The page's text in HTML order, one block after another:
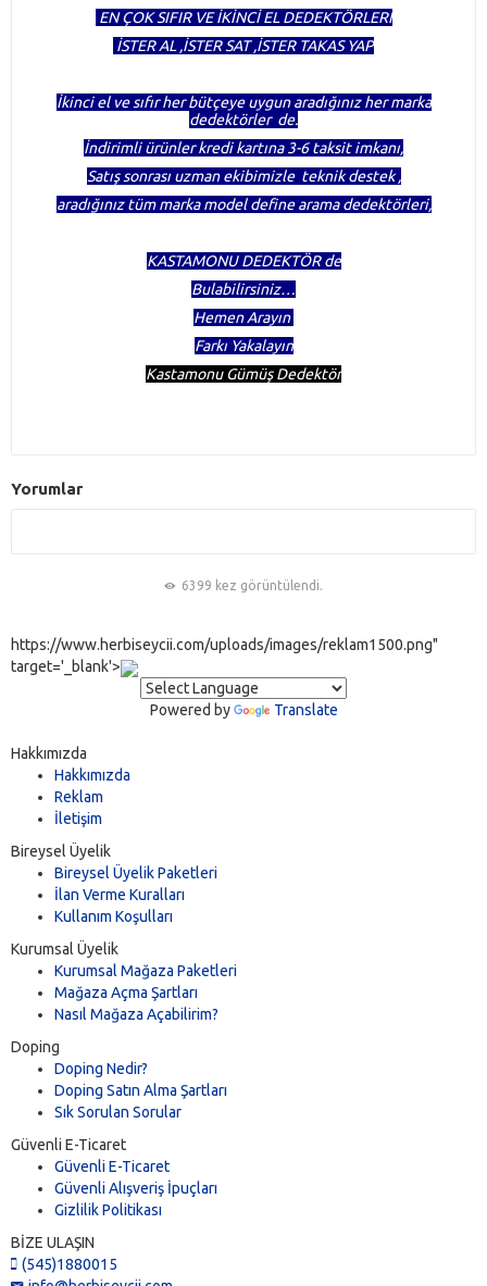
EN ÇOK SIFIR VE İKİNCİ EL DEDEKTÖRLERİ
İSTER AL ,İSTER SAT ,İSTER TAKAS YAP
İkinci el ve sıfır her bütçeye uygun aradığınız her marka
dedektörler de.
İndirimli ürünler kredi kartına 3-6 taksit imkanı,
Satış sonrası uzman ekibimizle teknik destek ,
aradığınız tüm marka model define arama dedektörleri,
KASTAMONU DEDEKTÖR de
Bulabilirsiniz…
Hemen Arayın
Farkı Yakalayın
Kastamonu Gümüş Dedektör
Yorumlar
6399 kez görüntülendi.
https://www.herbiseycii.com/uploads/images/reklam1500.png"
target='_blank'>
Powered by Translate
Hakkımızda
Hakkımızda
Reklam
İletişim
Bireysel Üyelik
Bireysel Üyelik Paketleri
İlan Verme Kuralları
Kullanım Koşulları
Kurumsal Üyelik
Kurumsal Mağaza Paketleri
Mağaza Açma Şartları
Nasıl Mağaza Açabilirim?
Doping
Doping Nedir?
Doping Satın Alma Şartları
Sık Sorulan Sorular
Güvenli E-Ticaret
Güvenli E-Ticaret
Güvenli Alışveriş İpuçları
Gizlilik Politikası
BİZE ULAŞIN
(545)1880015